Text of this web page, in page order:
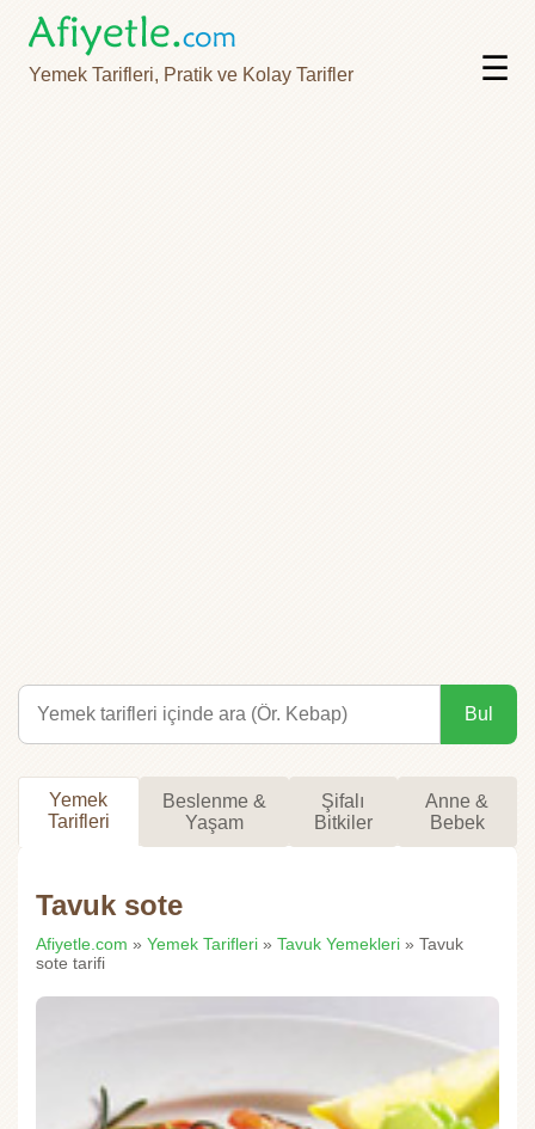
Yemek Tarifleri, Pratik ve Kolay Tarifler ☰
Bul
Yemek
Tarifleri
Beslenme &
Yaşam
Şifalı
Bitkiler
Anne &
Bebek
Tavuk sote
Afiyetle.com » Yemek Tarifleri » Tavuk Yemekleri » Tavuk
sote tarifi